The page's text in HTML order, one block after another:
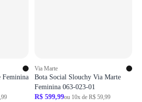
Feminina
Via Marte
Bota Social Slouchy Via Marte
Feminina 063-023-01
R$ 599,99ou 10x de R$ 59,99